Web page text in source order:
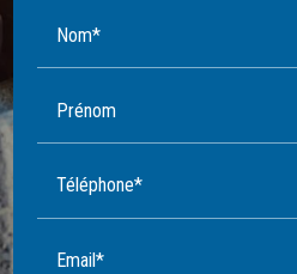
Nom*
Prénom
Téléphone*
Email*